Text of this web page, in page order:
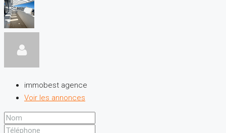
immobest agence
Voir les annonces